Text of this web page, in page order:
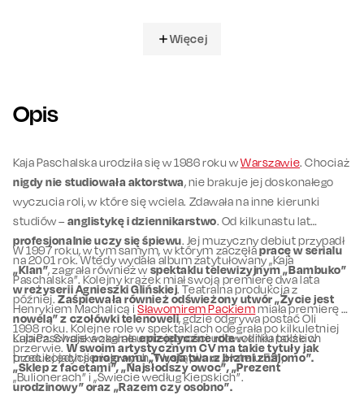
Więcej
Opis
Kaja Paschalska urodziła się w 1986 roku wWarszawie. Chociaż
nigdy nie studiowała aktorstwa, nie brakuje jej doskonałego
wyczucia roli, w które się wciela. Zdawała na inne kierunki
studiów –anglistykę i dziennikarstwo. Od kilkunastu lat
profesjonalnie uczy się śpiewu. Jej muzyczny debiut przypadł
na 2001 rok. Wtedy wydała album zatytułowany „Kaja
Paschalska”. Kolejny krążek miał swoją premierę dwa lata
później.Zaśpiewała również odświeżony utwór „Życie jest
nowelą” z czołówki telenoweli, gdzie odgrywa postać Oli
Lubicz. Swoje wokalne umiejętności udowodniła także w
trzeciej edycjiprogramu „Twoja twarz brzmi znajomo”.
W 1997 roku, w tym samym, w którym zaczęłapracę w serialu
„Klan”, zagrała również w spektaklu telewizyjnym „Bambuko”
w reżyserii Agnieszki Glińskiej. Teatralna produkcja z
Henrykiem Machalicą iSławomirem Packiemmiała premierę w
1998 roku. Kolejne role w spektaklach odegrała po kilkuletniej
przerwie.W swoim artystycznym CV ma takie tytuły jak
„Sklep z facetami”, „Najsłodszy owoc”, „Prezent
urodzinowy” oraz „Razem czy osobno”.
Kaja Paschalska zagrałaepizodyczne rolew kilku polskich
produkcjach serialowych. Wystąpiła w „Hotelu 52”,
„Bulionerach” i „Świecie według Kiepskich”.